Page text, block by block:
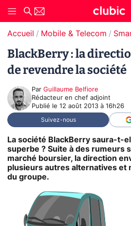
Accueil Mobile & Telecom
BlackBerry : la
de revendre la société
Par Guillaume Belfiore
Rédacteur en chef adjoint
Publié le 12 août 2013 à 16h26
Suivez-nous
La société BlackBerry saura-t-
superbe ? Suite à des rumeurs
marché boursier, la direction
plusieurs autres alternatives et
du groupe.